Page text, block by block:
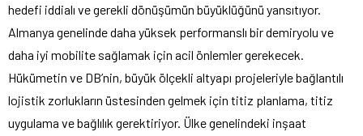
hedefi iddialı ve gerekli dönüşümün büyüklüğünü yansıtıyor.
Almanya genelinde daha yüksek performanslı bir demiryolu ve
daha iyi mobilite sağlamak için acil önlemler gerekecek.
Hükümetin ve DB’nin, büyük ölçekli altyapı projeleriyle bağlantılı
lojistik zorlukların üstesinden gelmek için titiz planlama, titiz
uygulama ve bağlılık gerektiriyor. Ülke genelindeki inşaat